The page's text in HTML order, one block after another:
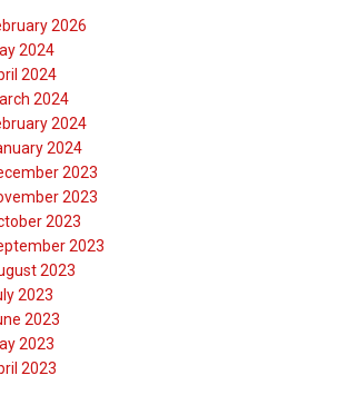
2026
2024
2024
2024
2024
2024
2023
2023
2023
2023
2023
2023
2023
2023
2023